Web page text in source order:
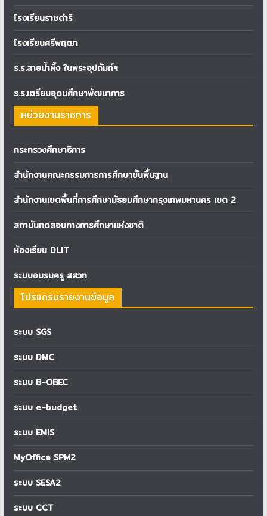
โรงเรียนราชดำริ
โรงเรียนศรีพฤฒา
ร.ร.สายน้ำผึ้ง ในพระอุปถัมภ์ฯ
ร.ร.เตรียมอุดมศึกษาพัฒนาการ
หน่วยงานราชการ
กระทรวงศึกษาธิการ
สำนักงานคณะกรรมการการศึกษาขั้นพื้นฐาน
สำนักงานเขตพื้นที่การศึกษามัธยมศึกษากรุงเทพมหานคร เขต 2
สถาบันทดสอบทางการศึกษาแห่งชาติ
ห้องเรียน DLIT
ระบบอบรมครู สสวท
โปรแกรมรายงานข้อมูล
ระบบ SGS
ระบบ DMC
ระบบ B-OBEC
ระบบ e-budget
ระบบ EMIS
MyOffice SPM2
ระบบ SESA2
ระบบ CCT